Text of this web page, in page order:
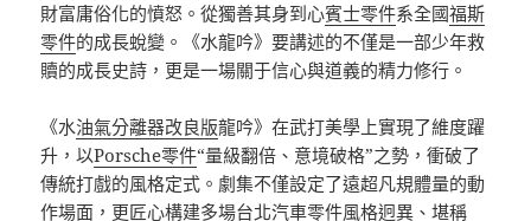
財富庸俗化的憤怒。從獨善其身到心賓士零件系全國福斯
零件的成長蛻變。《水龍吟》要講述的不僅是一部少年救
贖的成長史詩，更是一場關于信心與道義的精力修行。
《水油氣分離器改良版龍吟》在武打美學上實現了維度躍
升，以Porsche零件“量級翻倍、意境破格”之勢，衝破了
傳統打戲的風格定式。劇集不僅設定了遠超凡規體量的動
作場面，更匠心構建多場台北汽車零件風格迥異、堪稱